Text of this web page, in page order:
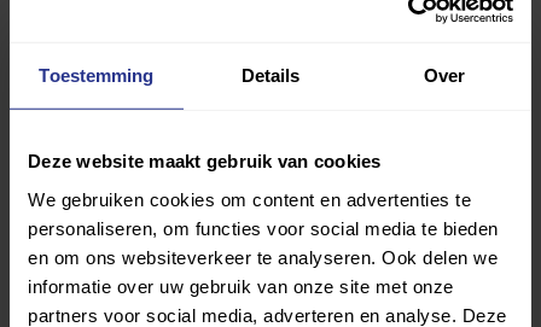
Toestemming Details Over
Deze website maakt gebruik van cookies
We gebruiken cookies om content en advertenties te
personaliseren, om functies voor social media te bieden
en om ons websiteverkeer te analyseren. Ook delen we
informatie over uw gebruik van onze site met onze
partners voor social media, adverteren en analyse. Deze
Partners: